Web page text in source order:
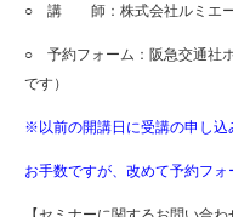
○ 講 師：株式会社ルミエ
○ 予約フォーム：阪急交通社
です）
※以前の開講日に受講の申し込
お手数ですが、改めて予約フォ